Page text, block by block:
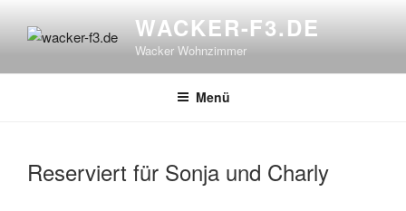
Inhalt
WACKER-F3.DE
Wacker Wohnzimmer
Menü
Reserviert für Sonja und Charly